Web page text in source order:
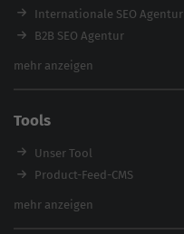
E-Books
Magazin
Internationale SEO Agentur
B2B SEO Agentur
Inhouse SEO Agentur
Enterprise SEO Agentur
Workshops
mehr anzeigen
Tools
Unser Tool
Product-Feed-CMS
Website Analyse
mehr anzeigen